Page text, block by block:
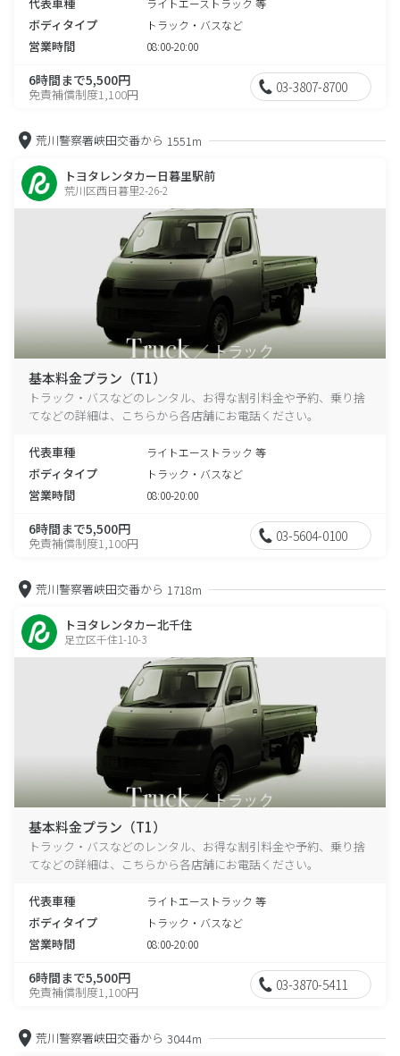
ライトエーストラック 等
ボディタイプ トラック・バスなど
営業時間 08:00-20:00
6時間まで5,500円
免責補償制度1,100円 03-3807-8700
荒川警察署峡田交番から 1551m
トヨタレンタカー日暮里駅前
荒川区西日暮里2-26-2
基本料金プラン（T1）
トラック・バスなどのレンタル、お得な割引料金や予約、乗り捨
てなどの詳細は、こちらから各店舗にお電話ください。
代表車種 ライトエーストラック 等
ボディタイプ トラック・バスなど
営業時間 08:00-20:00
6時間まで5,500円
免責補償制度1,100円 03-5604-0100
荒川警察署峡田交番から 1718m
トヨタレンタカー北千住
足立区千住1-10-3
基本料金プラン（T1）
トラック・バスなどのレンタル、お得な割引料金や予約、乗り捨
てなどの詳細は、こちらから各店舗にお電話ください。
代表車種 ライトエーストラック 等
ボディタイプ トラック・バスなど
営業時間 08:00-20:00
6時間まで5,500円
免責補償制度1,100円 03-3870-5411
荒川警察署峡田交番から 3044m